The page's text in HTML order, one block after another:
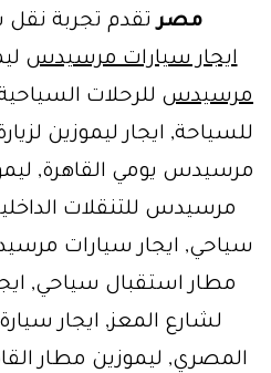
مصرتقدم تجربة نقل
ايجار سيارات مرسيدس
مرسيدس للرحلات
للسياحة, ايجار ليموزين
مرسيدس يومي القاهرة,
مرسيدس للتنقلات
سياحي, ايجار سيارات
مطار استقبال سياحي,
لشارع المعز, ايجار